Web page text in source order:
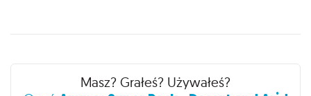
Recenzje
Masz? Grałeś? Używałeś?